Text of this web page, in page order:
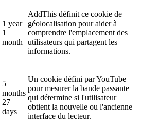
1 year
1
month
AddThis définit ce cookie de
géolocalisation pour aider à
comprendre l'emplacement des
utilisateurs qui partagent les
informations.
5
months
27
days
Un cookie défini par YouTube
pour mesurer la bande passante
qui détermine si l'utilisateur
obtient la nouvelle ou l'ancienne
interface du lecteur.